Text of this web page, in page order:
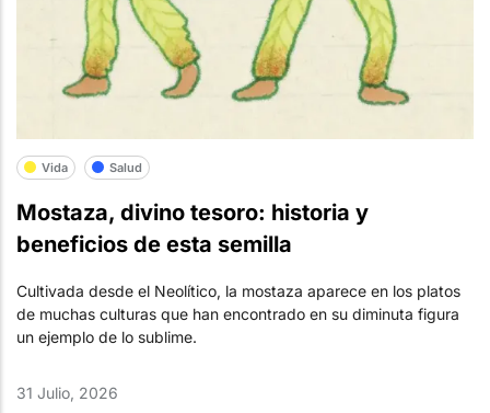
Vida Salud
Mostaza, divino tesoro: historia y
beneficios de esta semilla
Cultivada desde el Neolítico, la mostaza aparece en los platos
de muchas culturas que han encontrado en su diminuta figura
un ejemplo de lo sublime.
31 Julio, 2026